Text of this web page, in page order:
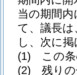
当の期間
て、議長は
し、次に
(1)
この
(2)
残り